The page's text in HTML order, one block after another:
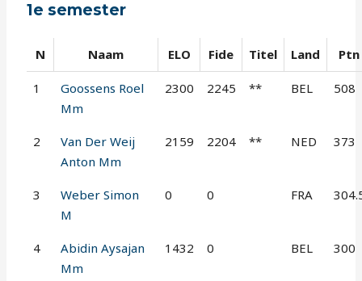
1e semester
N Naam ELO Fide Titel Land Ptn
1
Goossens Roel
Mm
2300 2245 ** BEL 508
2
Van Der Weij
Anton Mm
2159 2204 ** NED 373
3
Weber Simon
M
0 0 FRA
4
Abidin Aysajan
Mm
1432 0 BEL 300